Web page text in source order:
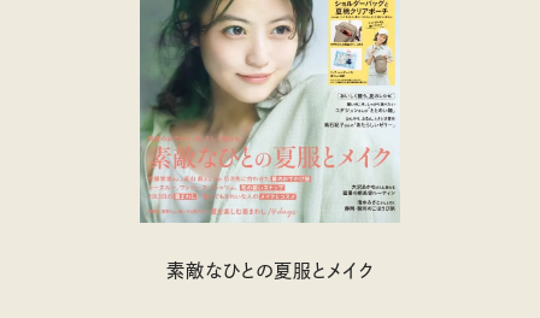
素敵なひとの夏服とメイク